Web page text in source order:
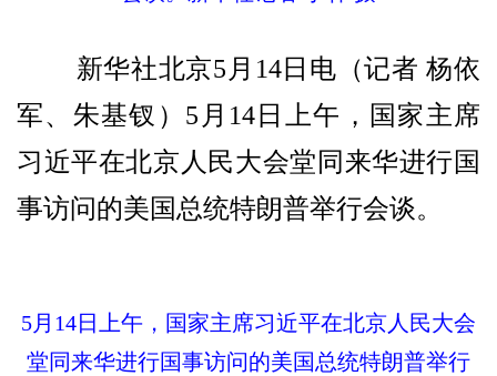
新华社北京5月14日电（记者 杨依
军、朱基钗）5月14日上午，国家主席
习近平在北京人民大会堂同来华进行国
事访问的美国总统特朗普举行会谈。
5月14日上午，国家主席习近平在北京人民大会
堂同来华进行国事访问的美国总统特朗普举行